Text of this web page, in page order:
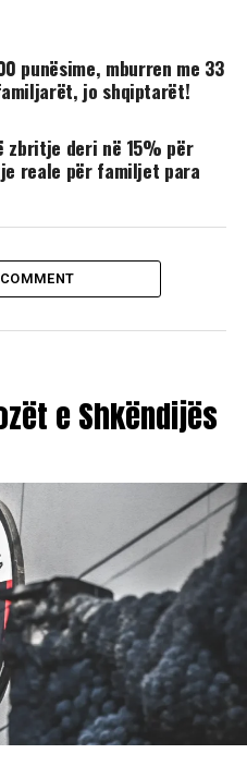
punësime, mburren me 33
jo shqiptarët!
zbritje deri në 15% për
reale për familjet para
e Shkëndijës